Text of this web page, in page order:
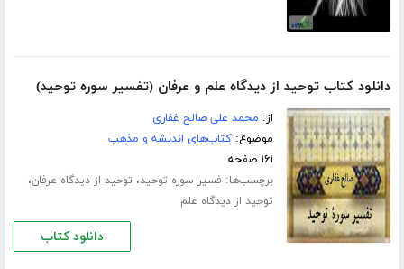
دانلود کتاب توحید از دیدگاه علم و عرفان (تفسیر سوره توحید)
از: محمد علی صالح غفاری
موضوع:کتاب‌های اندیشه و مذهب
۱۶۱ صفحه
برچسب‌ها: فسیر سوره توحید، توحید از دیدگاه عرفان،
توحید از دیدگاه علم
دانلود کتاب